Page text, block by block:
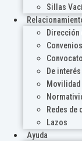
Sillas
Dirección
Convenios
De interés
Movilidad
Redes de
Lazos
Ayuda